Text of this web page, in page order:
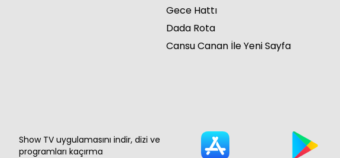
Gece Hattı
Dada Rota
Cansu Canan İle Yeni Sayfa
Show TV uygulamasını indir, dizi ve
programları kaçırma